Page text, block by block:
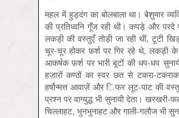
महल में हुड़दंग का बोलबाला था। बेशुमार
की प्रतिध्वनि गूँज रही थी। कपड़े और
लकड़ी की वस्तुएँ तोड़ी जा रही थीं, टूटी
चूर-चूर होकर फ़र्श पर गिर रहे थे, लकड़ी के
आकर्षक फ़र्श पर भारी बूटों की धप-धप
हज़ारों कण्ठों का स्वर छत से टकरा-
हर्षोन्मत्त आवाज़ें और ि‍फर लूट-पाट की
प्रश्न पर वाग्युद्ध भी सुनायी देता।
चिल्लाहट, भुनभुनाहट और गाली-गलौज भी